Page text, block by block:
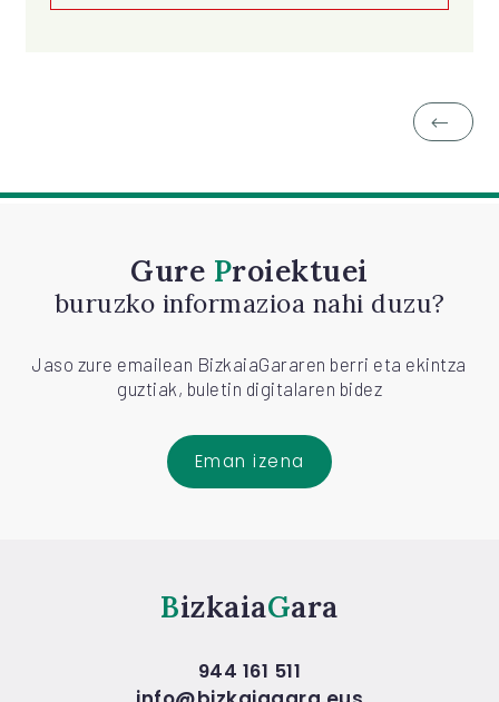
Gure Proiektuei
buruzko informazioa nahi duzu?
Jaso zure emailean BizkaiaGararen berri eta ekintza
guztiak, buletin digitalaren bidez
Eman izena
Bizkaia Gara
944 161 511